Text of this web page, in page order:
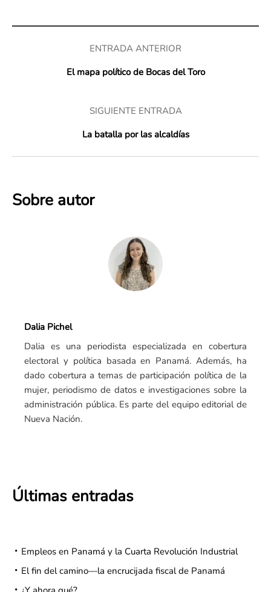
ENTRADA ANTERIOR
El mapa político de Bocas del Toro
SIGUIENTE ENTRADA
La batalla por las alcaldías
Sobre autor
Dalia Pichel
Dalia es una periodista especializada en cobertura
electoral y política basada en Panamá. Además, ha
dado cobertura a temas de participación política de la
mujer, periodismo de datos e investigaciones sobre la
administración pública. Es parte del equipo editorial de
Nueva Nación.
Últimas entradas
Empleos en Panamá y la Cuarta Revolución Industrial
El fin del camino—la encrucijada fiscal de Panamá